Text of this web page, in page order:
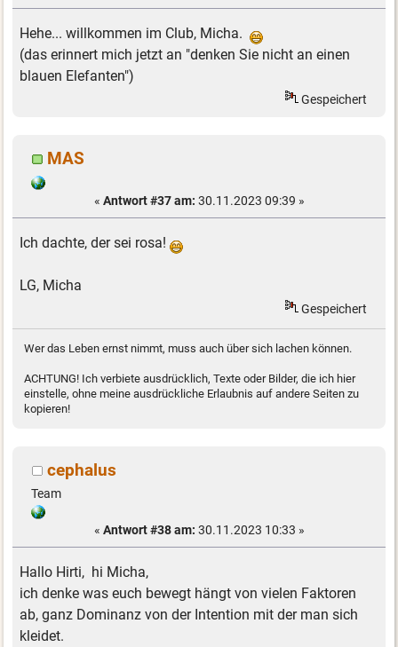
Hehe... willkommen im Club, Micha.
(das erinnert mich jetzt an "denken Sie nicht an einen
blauen Elefanten")
Gespeichert
MAS
« Antwort #37 am: 30.11.2023 09:39 »
Ich dachte, der sei rosa!
LG, Micha
Gespeichert
Wer das Leben ernst nimmt, muss auch über sich lachen können.
ACHTUNG! Ich verbiete ausdrücklich, Texte oder Bilder, die ich hier
einstelle, ohne meine ausdrückliche Erlaubnis auf andere Seiten zu
kopieren!
cephalus
Team
« Antwort #38 am: 30.11.2023 10:33 »
Hallo Hirti, hi Micha,
ich denke was euch bewegt hängt von vielen Faktoren
ab, ganz Dominanz von der Intention mit der man sich
kleidet.